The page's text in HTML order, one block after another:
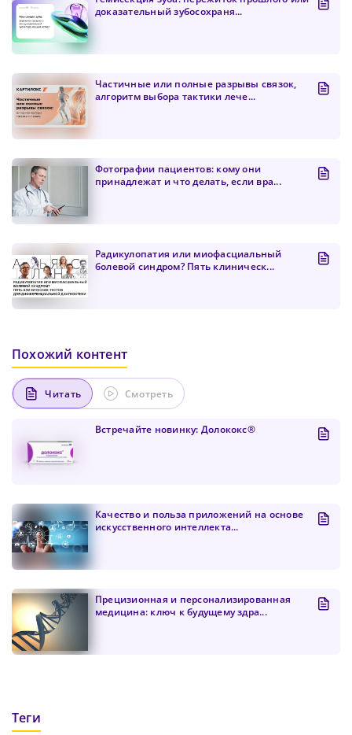
доказательный зубосохраня...
Частичные или полные разрывы связок,
алгоритм выбора тактики лече...
Фотографии пациентов: кому они
принадлежат и что делать, если вра...
Радикулопатия или миофасциальный
болевой синдром? Пять клиническ...
Похожий контент
Читать Смотреть
Встречайте новинку: Долококс®
Качество и польза приложений на основе
искусственного интеллекта...
Прецизионная и персонализированная
медицина: ключ к будущему здра...
Теги